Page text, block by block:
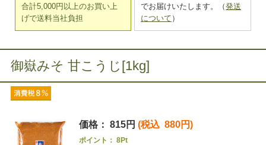
合計5,000円以上のお買い上
げで送料当社負担
でお届けいたします。（発送
について ）
御嶽みそ 甘こうじ[1kg]
価格： 815円 (税込 880円)
ポイント： 8Pt